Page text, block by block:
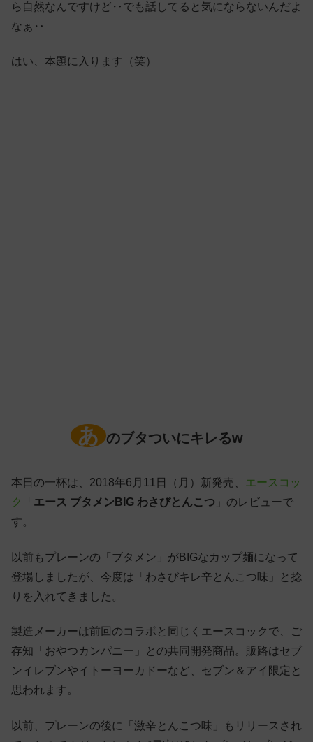
ら自然なんですけど‥でも話してると気にならないんだよ
なぁ‥
はい、本題に入ります（笑）
あ のブタついにキレるw
本日の一杯は、2018年6月11日（月）新発売、
エースコッ
ク
「 エース ブタメンBIG わさびとんこつ 」のレビューで
す。
以前もプレーンの「ブタメン」がBIGなカップ麺になって
登場しましたが、今度は「わさびキレ辛とんこつ味」と捻
りを入れてきました。
製造メーカーは前回のコラボと同じくエースコックで、ご
存知「おやつカンパニー」との共同開発商品。販路はセブ
ンイレブンやイトーヨーカドーなど、セブン＆アイ限定と
思われます。
以前、プレーンの後に「激辛とんこつ味」もリリースされ